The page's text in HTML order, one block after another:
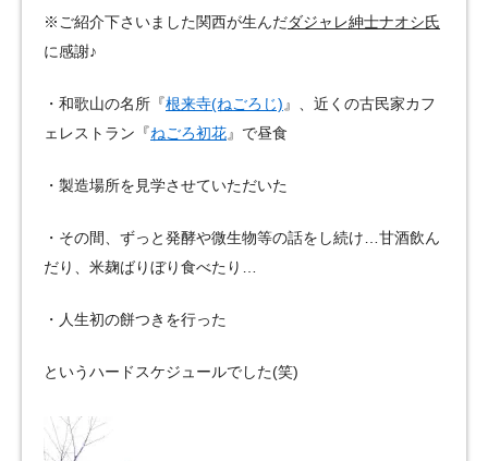
※ご紹介下さいました関西が生んだダジャレ紳士ナオシ氏
に感謝♪
・和歌山の名所『根来寺(ねごろじ) 』、近くの古民家カフ
ェレストラン『ねごろ初花』で昼食
・製造場所を見学させていただいた
・その間、ずっと発酵や微生物等の話をし続け…甘酒飲ん
だり、米麹ばりぼり食べたり…
・人生初の餅つきを行った
というハードスケジュールでした(笑)